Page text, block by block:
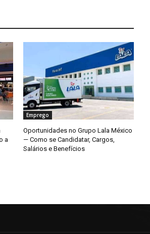
a
Emprego
Oportunidades no Grupo Lala México
— Como se Candidatar, Cargos,
Salários e Benefícios